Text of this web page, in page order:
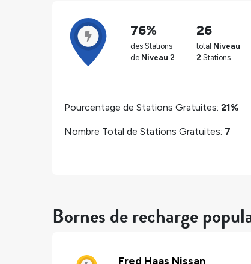
76%
des Stations
de Niveau 2
26
total Niveau
2 Stations
Pourcentage de Stations Gratuites: 21%
Nombre Total de Stations Gratuites: 7
Bornes de recharge
Fred Haas Nissan